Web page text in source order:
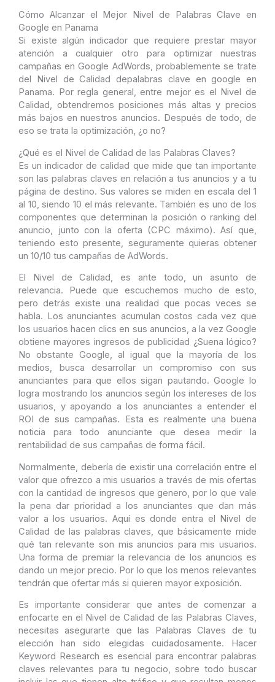
Cómo Alcanzar el Mejor Nivel de Palabras Clave en
Google en Panama
Si existe algún indicador que requiere prestar mayor
atención a cualquier otro para optimizar nuestras
campañas en Google AdWords, probablemente se trate
del Nivel de Calidad depalabras clave en google en
Panama. Por regla general, entre mejor es el Nivel de
Calidad, obtendremos posiciones más altas y precios
más bajos en nuestros anuncios. Después de todo, de
eso se trata la optimización, ¿o no?
¿Qué es el Nivel de Calidad de las Palabras Claves?
Es un indicador de calidad que mide que tan importante
son las palabras claves en relación a tus anuncios y a tu
página de destino. Sus valores se miden en escala del 1
al 10, siendo 10 el más relevante. También es uno de los
componentes que determinan la posición o ranking del
anuncio, junto con la oferta (CPC máximo). Así que,
teniendo esto presente, seguramente quieras obtener
un 10/10 tus campañas de AdWords.
El Nivel de Calidad, es ante todo, un asunto de
relevancia. Puede que escuchemos mucho de esto,
pero detrás existe una realidad que pocas veces se
habla. Los anunciantes acumulan costos cada vez que
los usuarios hacen clics en sus anuncios, a la vez Google
obtiene mayores ingresos de publicidad ¿Suena lógico?
No obstante Google, al igual que la mayoría de los
medios, busca desarrollar un compromiso con sus
anunciantes para que ellos sigan pautando. Google lo
logra mostrando los anuncios según los intereses de los
usuarios, y apoyando a los anunciantes a entender el
ROI de sus campañas. Esta es realmente una buena
noticia para todo anunciante que desea medir la
rentabilidad de sus campañas de forma fácil.
Normalmente, debería de existir una correlación entre el
valor que ofrezco a mis usuarios a través de mis ofertas
con la cantidad de ingresos que genero, por lo que vale
la pena dar prioridad a los anunciantes que dan más
valor a los usuarios. Aquí es donde entra el Nivel de
Calidad de las palabras claves, que básicamente mide
qué tan relevante son mis anuncios para mis usuarios.
Una forma de premiar la relevancia de los anuncios es
dando un mejor precio. Por lo que los menos relevantes
tendrán que ofertar más si quieren mayor exposición.
Es importante considerar que antes de comenzar a
enfocarte en el Nivel de Calidad de las Palabras Claves,
necesitas asegurarte que las Palabras Claves de tu
elección han sido elegidas cuidadosamente. Hacer
Keyword Research es esencial para encontrar palabras
claves relevantes para tu negocio, sobre todo buscar